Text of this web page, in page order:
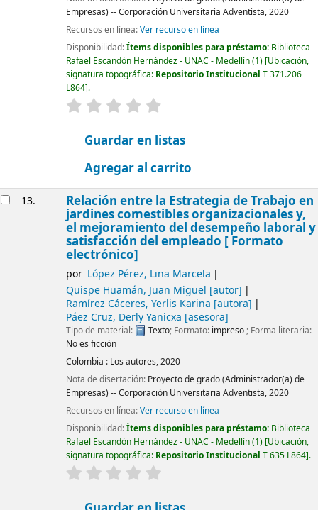
Empresas) -- Corporación Universitaria Adventista, 2020
Recursos en línea:Ver recurso en línea
Disponibilidad:Ítems disponibles para préstamo: Biblioteca
Rafael Escandón Hernández - UNAC - Medellín(1) Ubicación,
signatura topográfica: Repositorio Institucional T 371.206
L864 .
valoración
Guardar en listas
Agregar al carrito
13. Relación entre la Estrategia de Trabajo en
jardines comestibles organizacionales y,
el mejoramiento del desempeño laboral y
satisfacción del empleado [ Formato
electrónico]
por López Pérez, Lina Marcela
Quispe Huamán, Juan Miguel [autor]
Ramírez Cáceres, Yerlis Karina [autora]
Páez Cruz, Derly Yanicxa [asesora]
Tipo de material: Texto; Formato: impreso ; Forma literaria:
No es ficción
Colombia : Los autores,2020
Nota de disertación: Proyecto de grado (Administrador(a) de
Empresas) -- Corporación Universitaria Adventista, 2020
Recursos en línea:Ver recurso en línea
Disponibilidad:Ítems disponibles para préstamo: Biblioteca
Rafael Escandón Hernández - UNAC - Medellín(1) Ubicación,
signatura topográfica: Repositorio Institucional T 635 L864 .
valoración